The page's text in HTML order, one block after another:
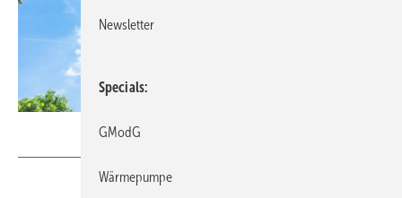
Newsletter
Specials
GModG
Wärmepumpe